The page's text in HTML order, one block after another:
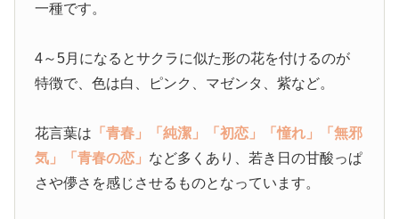
一種です。
4～5月になるとサクラに似た形の花を付けるのが
特徴で、色は白、ピンク、マゼンタ、紫など。
花言葉は 「青春」 「純潔」 「初恋」 「憧れ」
「無邪
気」
「青春の恋」 など多くあり、若き日の甘酸っぱ
さや儚さを感じさせるものとなっています。